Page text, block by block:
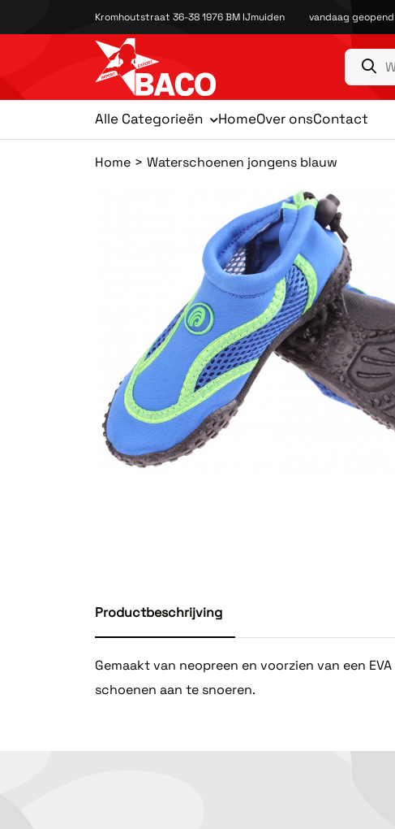
Kromhoutstraat 36-38 1976 BM IJmuiden vandaag
Alle Categorieën HomeOver onsContact
Home Waterschoenen jongens blauw
Productbeschrijving
Gemaakt van neopreen en voorzien van een
schoenen aan te snoeren.